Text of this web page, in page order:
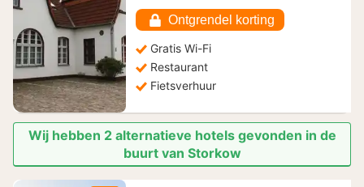
€
Ontgrendel korting
Gratis Wi-Fi
Restaurant
Fietsverhuur
Wij hebben 2 alternatieve hotels gevonden in de
buurt van Storkow